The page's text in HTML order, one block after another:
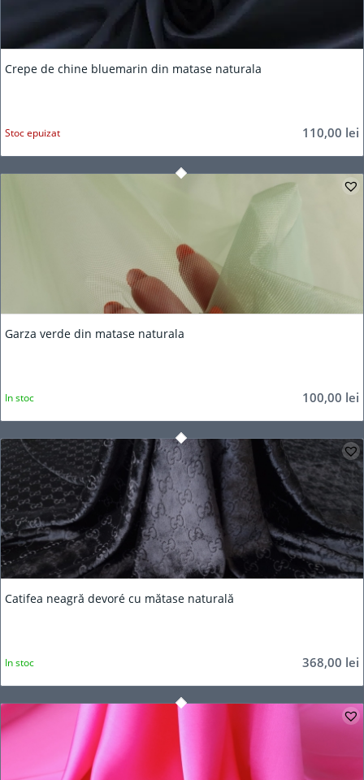
Crepe de chine bluemarin din matase naturala
110,00 lei
Stoc epuizat
Garza verde din matase naturala
100,00 lei
In stoc
5.00
Catifea neagră devoré cu mătase naturală
368,00 lei
In stoc